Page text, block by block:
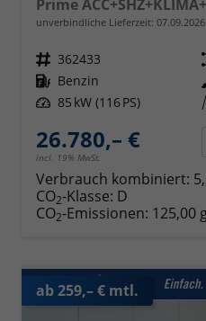
unverbindliche Lieferzeit: 07.09.2026
Fahrzeugnr. 362433
Kraftstoff Benzin
Leistung 85 kW (116 PS)
26.780,– €
incl. 19% MwSt.
Verbrauch kombiniert:
CO2-Klasse: D
CO2-Emissionen: 125,00
ab 259,– € mtl.